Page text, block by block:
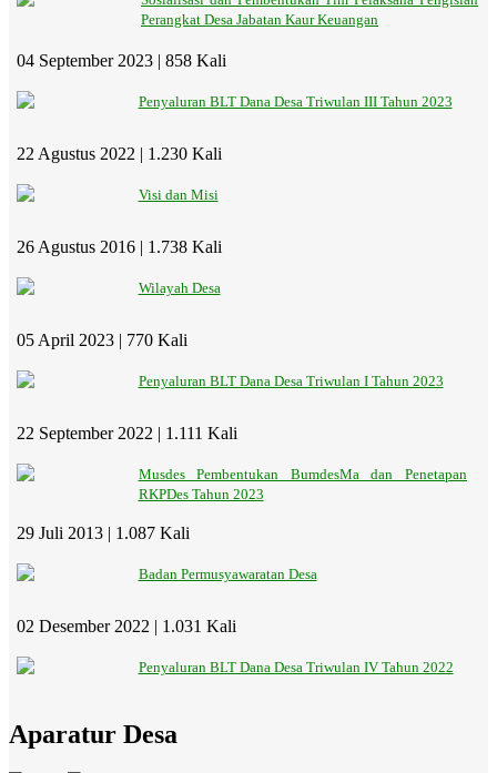
Perangkat Desa Jabatan Kaur Keuangan
04 September 2023 | 858 Kali
Penyaluran BLT Dana Desa Triwulan III Tahun 2023
22 Agustus 2022 | 1.230 Kali
Visi dan Misi
26 Agustus 2016 | 1.738 Kali
Wilayah Desa
05 April 2023 | 770 Kali
Penyaluran BLT Dana Desa Triwulan I Tahun 2023
22 September 2022 | 1.111 Kali
Musdes Pembentukan BumdesMa dan Penetapan
RKPDes Tahun 2023
29 Juli 2013 | 1.087 Kali
Badan Permusyawaratan Desa
02 Desember 2022 | 1.031 Kali
Penyaluran BLT Dana Desa Triwulan IV Tahun 2022
Aparatur Desa